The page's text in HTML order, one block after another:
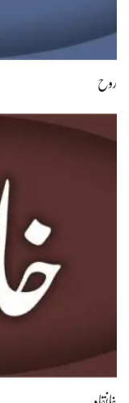
روح
خانقاہ